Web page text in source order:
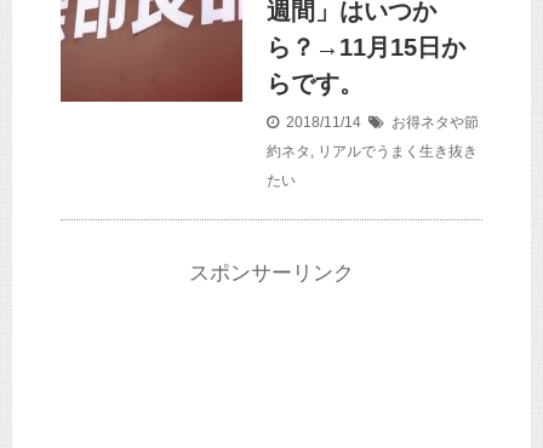
週間」はいつか
ら？→11月15日か
らです。
2018/11/14
お得ネタや節
約ネタ , リアルでうまく生き抜き
たい
スポンサーリンク